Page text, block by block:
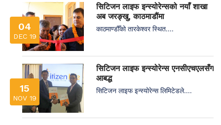
04
DEC 19
सिटिजन लाइफ इन्स्योरेन्सको नयाँ शाखा
अब जरङ्खु, काठमाडौंमा
काठमाण्डौँको तारकेश्वर स्थित....
15
NOV 19
सिटिजन लाइफ इन्स्योरेन्स एनसीएचएलसँग
आबद्ध
सिटिजन लाइफ इन्स्योरेन्स लिमिटेडले....